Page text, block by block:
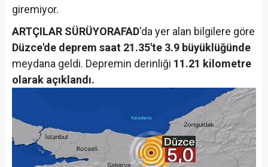
giremiyor.
ARTÇILAR SÜRÜYORAFAD'da yer alan bilgilere göre
Düzce'de deprem saat 21.35'te 3.9 büyüklüğünde
meydana geldi. Depremin derinliği 11.21 kilometre
olarak açıklandı.